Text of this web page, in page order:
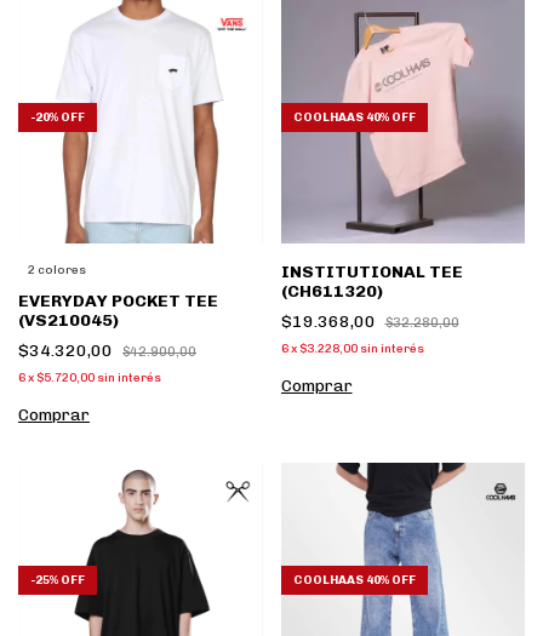
-20% OFF
2 colores
EVERYDAY POCKET TEE
(VS210045)
$34.320,00
$42.900,00
6x $5.720,00 sin interés
Comprar
COOLHAAS 40% OFF
INSTITUTIONAL TEE
(CH611320)
$19.368,00
$32.280,00
6 x $3.228,00 sin interés
Comprar
-25% OFF COOLHAAS 40% OFF